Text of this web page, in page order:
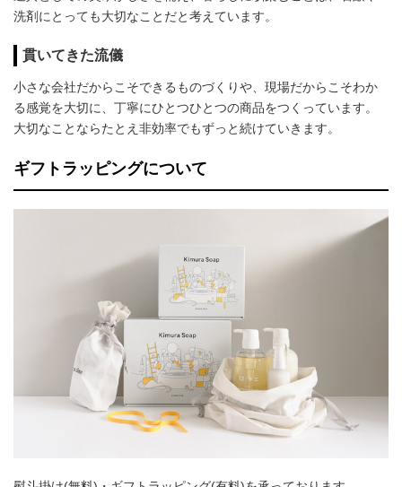
洗剤にとっても大切なことだと考えています。
貫いてきた流儀
小さな会社だからこそできるものづくりや、現場だからこそわか
る感覚を大切に、丁寧にひとつひとつの商品をつくっています。
大切なことならたとえ非効率でもずっと続けていきます。
ギフトラッピングについて